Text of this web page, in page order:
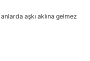
aşkı aklına gelmez